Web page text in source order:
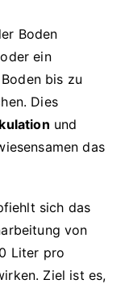
Boden
ein
bis zu
Dies
und
das
sich das
von
Liter pro
Ziel ist es,